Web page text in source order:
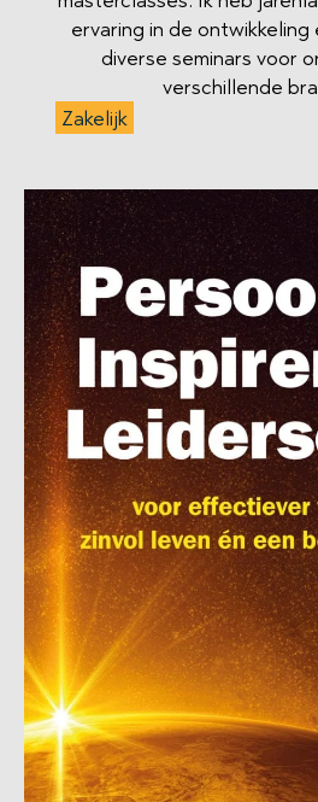
ervaring in de ontwikkeling
diverse seminars voor
verschillende
Zakelijk